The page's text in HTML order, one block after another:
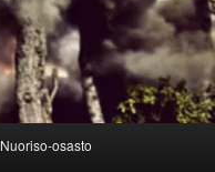
Nuoriso-osasto